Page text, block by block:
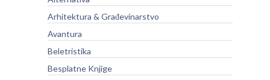
Arhitektura & Građevinarstvo
Avantura
Beletristika
Besplatne Knjige